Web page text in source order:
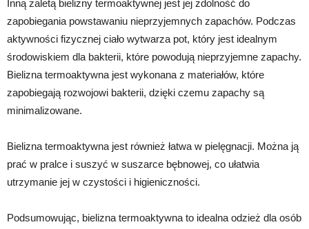
Inną zaletą bielizny termoaktywnej jest jej zdolność do
zapobiegania powstawaniu nieprzyjemnych zapachów. Podczas
aktywności fizycznej ciało wytwarza pot, który jest idealnym
środowiskiem dla bakterii, które powodują nieprzyjemne zapachy.
Bielizna termoaktywna jest wykonana z materiałów, które
zapobiegają rozwojowi bakterii, dzięki czemu zapachy są
minimalizowane.
Bielizna termoaktywna jest również łatwa w pielęgnacji. Można ją
prać w pralce i suszyć w suszarce bębnowej, co ułatwia
utrzymanie jej w czystości i higieniczności.
Podsumowując, bielizna termoaktywna to idealna odzież dla osób